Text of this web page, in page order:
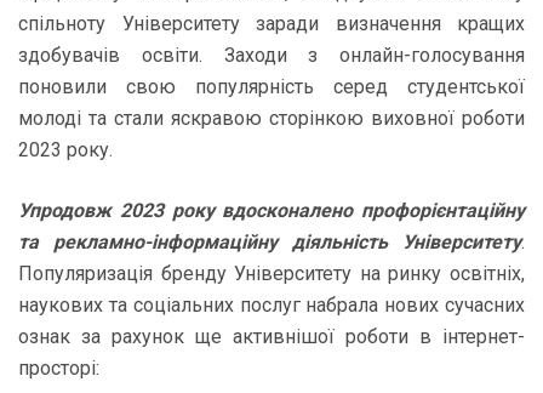
спільноту Університету заради визначення кращих
здобувачів освіти. Заходи з онлайн-голосування
поновили свою популярність серед студентської
молоді та стали яскравою сторінкою виховної роботи
2023 року.
Упродовж 2023 року вдосконалено профорієнтаційну
та рекламно-інформаційну діяльність Університету.
Популяризація бренду Університету на ринку освітніх,
наукових та соціальних послуг набрала нових сучасних
ознак за рахунок ще активнішої роботи в інтернет-
просторі: